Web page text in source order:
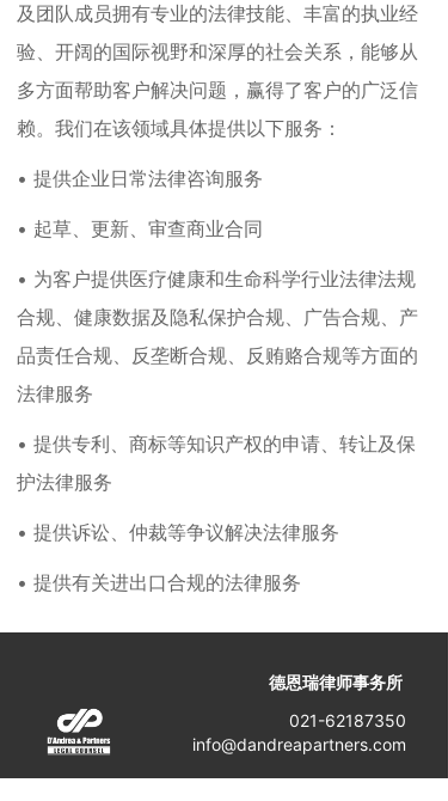
及团队成员拥有专业的法律技能、丰富的执业经
验、开阔的国际视野和深厚的社会关系，能够从
多方面帮助客户解决问题，赢得了客户的广泛信
赖。我们在该领域具体提供以下服务：
• 提供企业日常法律咨询服务
• 起草、更新、审查商业合同
• 为客户提供医疗健康和生命科学行业法律法规
合规、健康数据及隐私保护合规、广告合规、产
品责任合规、反垄断合规、反贿赂合规等方面的
法律服务
• 提供专利、商标等知识产权的申请、转让及保
护法律服务
• 提供诉讼、仲裁等争议解决法律服务
• 提供有关进出口合规的法律服务
德恩瑞律师事务所
021-62187350
info@dandreapartners.com